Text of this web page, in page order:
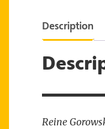
Description
Reine